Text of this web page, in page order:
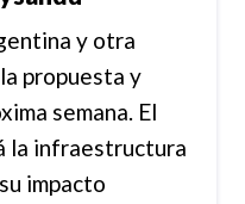
y otra
propuesta y
semana. El
la infraestructura
impacto